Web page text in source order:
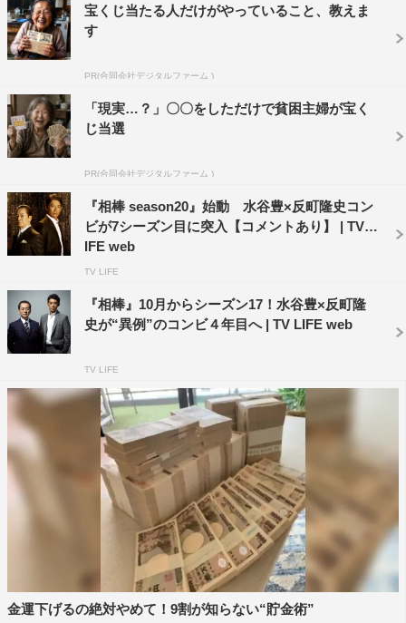
ちらと話しているのか分からなくなる、という不思議な体
験をしました」と。反町とは初共演となり、「公園をジョ
ギングする私に同走しながら会話を進めていくシーンで、
からきっと鍛えているに違いない！”と確信。大きな刺激
を受けました」と絶賛している。
石丸幹二（加西周明・役）コメント
◆初めてとなるドラマ『相棒』へのご出演、いかがでした
テレビで見ていたあの世界に出演できる！ ということ
で、印象に残る役作りをしなくては、と意気込みました。
20年の流れを持つ作品の現場は、雰囲気が穏やかで、しか
宝くじ当たる人だけがやっていること、教えま
す
PR(合同会社デジタルファーム )
「現実…？」〇〇をしただけで貧困主婦が宝く
じ当選
PR(合同会社デジタルファーム )
『相棒 season20』始動 水谷豊×反町隆史コン
ビが7シーズン目に突入【コメントあり】 | TV L
IFE web
TV LIFE
『相棒』10月からシーズン17！水谷豊×反町隆
史が“異例”のコンビ４年目へ | TV LIFE web
TV LIFE
金運下げるの絶対やめて！9割が知らない“貯金術”